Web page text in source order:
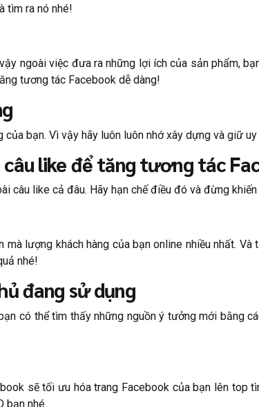
tìm ra nó nhé!
ngoài việc đưa ra những lợi ích của sản phẩm,
tương tác Facebook dễ dàng!
bạn. Vì vậy hãy luôn luôn nhớ xây dựng và giữ
like để tăng tương tác
câu like cả đâu. Hãy hạn chế điều đó và đừng
mà lượng khách hàng của bạn online nhiều nhất.
nhé!
đang sử dụng
có thể tìm thấy những nguồn ý tưởng mới bằng
sẽ tối ưu hóa trang Facebook của bạn lên top
bạn nhé.